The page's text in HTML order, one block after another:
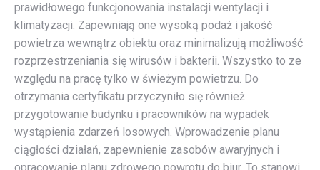
prawidłowego funkcjonowania instalacji wentylacji i
klimatyzacji. Zapewniają one wysoką podaż i jakość
powietrza wewnątrz obiektu oraz minimalizują możliwość
rozprzestrzeniania się wirusów i bakterii. Wszystko to ze
względu na pracę tylko w świeżym powietrzu. Do
otrzymania certyfikatu przyczyniło się również
przygotowanie budynku i pracowników na wypadek
wystąpienia zdarzeń losowych. Wprowadzenie planu
ciągłości działań, zapewnienie zasobów awaryjnych i